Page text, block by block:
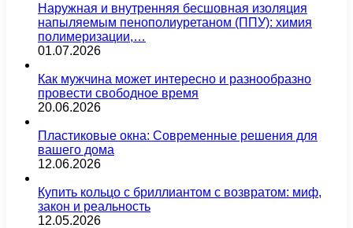
Наружная и внутренняя бесшовная изоляция
напыляемым пенополиуретаном (ППУ): химия
полимеризации,…
01.07.2026
Как мужчина может интересно и разнообразно
провести свободное время
20.06.2026
Пластиковые окна: Современные решения для
вашего дома
12.06.2026
Купить кольцо с бриллиантом с возвратом: миф,
закон и реальность
12.05.2026